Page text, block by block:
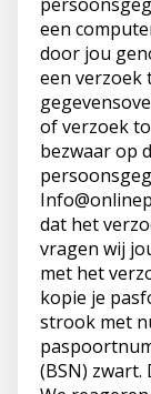
een
door jou
een verzoek
of verzoek
bezwaar op
dat het
vragen wij
met het
kopie je
strook met
(BSN) zwart.